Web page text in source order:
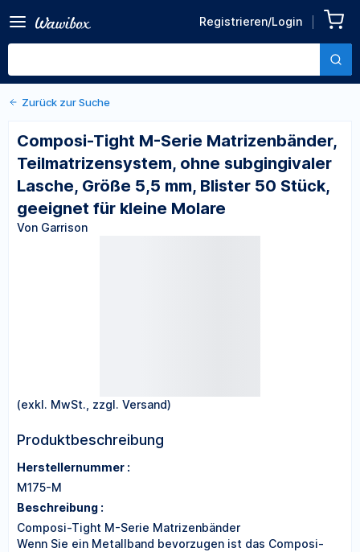
Registrieren/Login
Matrizenbänder,
Teilmatrizensystem, ohne
Größe 5,5 mm, Blister 50
Molare
Von Garrison
Zurück zu den Produktdetails
Zurück zur Suche
Composi-Tight M-Serie Matrizenbänder,
Teilmatrizensystem, ohne subgingivaler
Lasche, Größe 5,5 mm, Blister 50 Stück,
geeignet für kleine Molare
Von Garrison
(exkl. MwSt., zzgl. Versand)
Produktbeschreibung
Herstellernummer :
M175-M
Beschreibung :
Composi-Tight M-Serie Matrizenbänder
Wenn Sie ein Metallband bevorzugen ist das Composi-